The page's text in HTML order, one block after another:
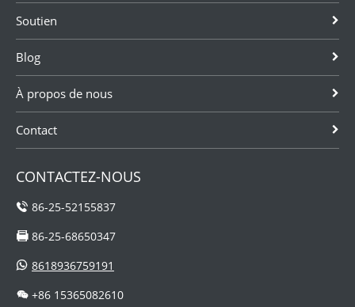
Soutien
Blog
À propos de nous
Contact
CONTACTEZ-NOUS
86-25-52155837
86-25-68650347
8618936759191
+86 15365082610